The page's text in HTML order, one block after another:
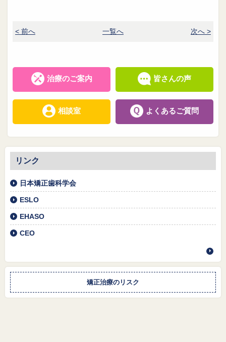
< 前へ 一覧へ 次へ >
治療のご案内 皆さんの声
相談室 よくあるご質問
リンク
日本矯正歯科学会
ESLO
EHASO
CEO
矯正治療のリスク